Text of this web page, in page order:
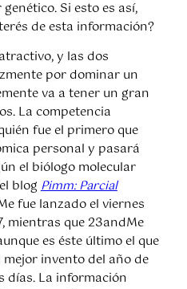
Si esto es así,
de esta información?
y las dos
por dominar un
va a tener un gran
La competencia
fue el primero que
personal y pasará
el biólogo molecular
blogPimm: Parcial
fue lanzado el viernes
mientras que 23andMe
es éste último el que
invento del año de
días. La información